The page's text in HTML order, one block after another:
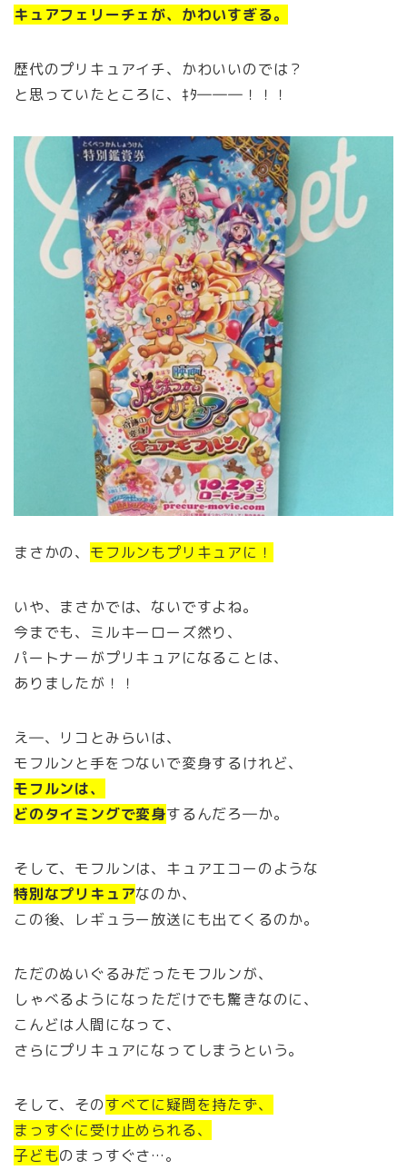
キュアフェリーチェが、かわいすぎる。
歴代のプリキュアイチ、かわいいのでは？
と思っていたところに、ｷﾀ―――！！！
まさかの、 モフルンもプリキュアに！
いや、まさかでは、ないですよね。
今までも、ミルキーローズ然り、
パートナーがプリキュアになることは、
ありましたが！！
え―、リコとみらいは、
モフルンと手をつないで変身するけれど、
モフルンは、
どのタイミングで変身するんだろ―か。
そして、モフルンは、キュアエコーのような
特別なプリキュアなのか、
この後、レギュラー放送にも出てくるのか。
ただのぬいぐるみだったモフルンが、
しゃべるようになっただけでも驚きなのに、
こんどは人間になって、
さらにプリキュアになってしまうという。
そして、そのすべてに疑問を持たず、
まっすぐに受け止められる、
子どものまっすぐさ…。